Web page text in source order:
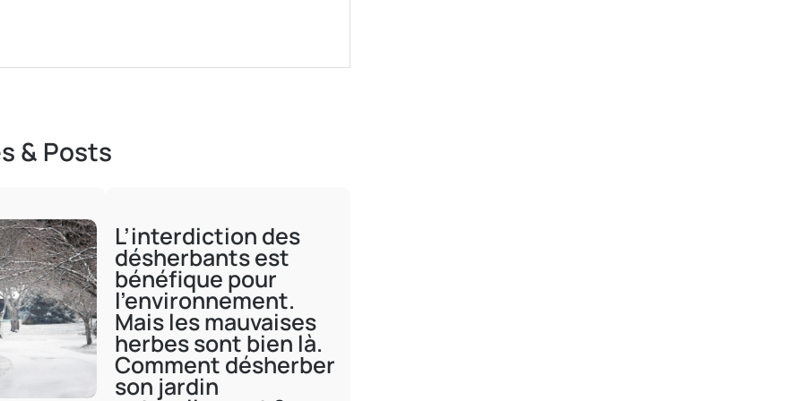
& Posts
L’interdiction des
désherbants est
bénéfique pour
l’environnement.
Mais les mauvaises
herbes sont bien là.
Comment désherber
son jardin